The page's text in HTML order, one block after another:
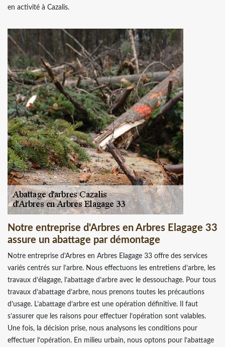
en activité à Cazalis.
Notre entreprise d'Arbres en Arbres Elagage 33
assure un abattage par démontage
Notre entreprise d'Arbres en Arbres Elagage 33 offre des services
variés centrés sur l’arbre. Nous effectuons les entretiens d’arbre, les
travaux d’élagage, l’abattage d’arbre avec le dessouchage. Pour tous
travaux d’abattage d’arbre, nous prenons toutes les précautions
d’usage. L’abattage d’arbre est une opération définitive. Il faut
s’assurer que les raisons pour effectuer l’opération sont valables.
Une fois, la décision prise, nous analysons les conditions pour
effectuer l’opération. En milieu urbain, nous optons pour l’abattage